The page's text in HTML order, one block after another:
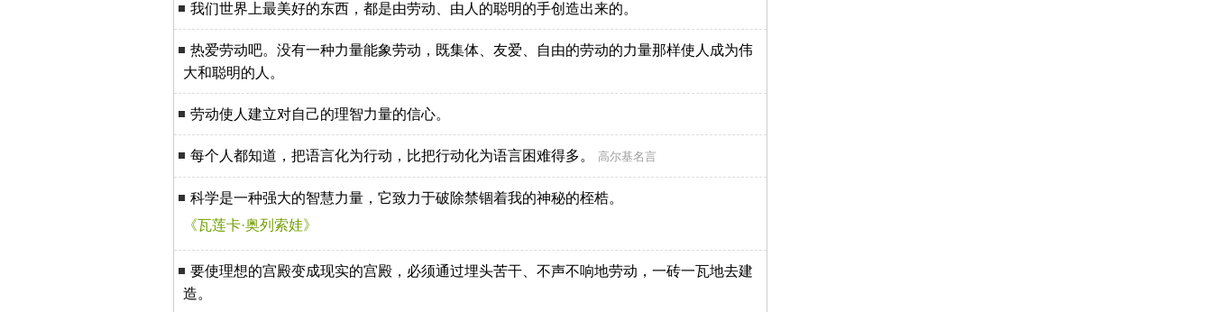
我们世界上最美好的东西，都是由劳动、由人的聪明的手创造出来的。
热爱劳动吧。没有一种力量能象劳动，既集体、友爱、自由的劳动的力量那样使人成为伟
大和聪明的人。
劳动使人建立对自己的理智力量的信心。
每个人都知道，把语言化为行动，比把行动化为语言困难得多。 高尔基名言
科学是一种强大的智慧力量，它致力于破除禁锢着我的神秘的桎梏。
《瓦莲卡·奥列索娃》
要使理想的宫殿变成现实的宫殿，必须通过埋头苦干、不声不响地劳动，一砖一瓦地去建
造。